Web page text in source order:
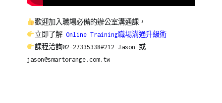
歡迎加入職場必備的辦公室溝通課，
立即了解Online Training職場溝通升級術
課程洽詢02-27335338#212 Jason 或
jason@smartorange.com.tw